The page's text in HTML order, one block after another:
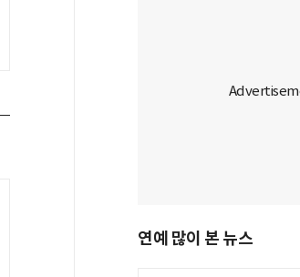
연예 많이 본 뉴스